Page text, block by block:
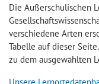
Die Außerschulischen
verschiedene Arten
Tabelle auf dieser
zu dem ausgewählten